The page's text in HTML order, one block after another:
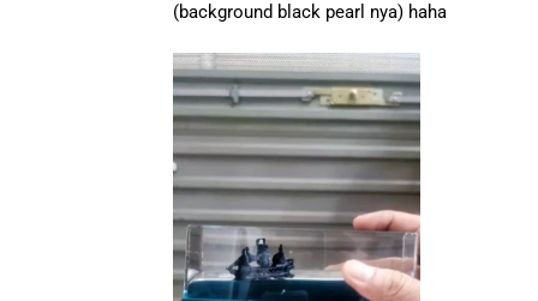
(background black pearl nya) haha